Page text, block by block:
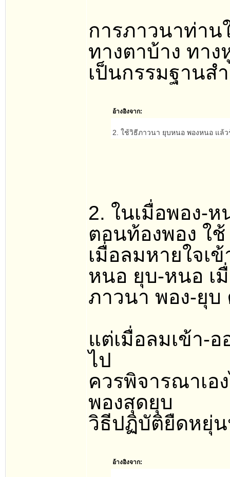
การภาวนาท่าน
ทางตาบ้าง ทาง
เป็นกรรมฐานส
อ้างอิงจาก:
2. ใช้วิธีภาวนา ยุบหนอ พองหนอ แล้
2. ในเมื่อพอง-
ตอนท้องพอง ใ
เมื่อลมหายใจเ
หนอ ยุบ-หนอ เ
ภาวนา พอง-ยุบ
แต่เมื่อลมเข้า-
ไป
ควรพิจารณาเอ
พองสุดยุบ
วิธีปฏิบัติยืดหยุ่
อ้างอิงจาก: